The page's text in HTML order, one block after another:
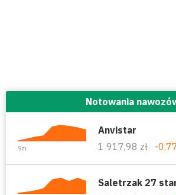
Notowania
9m
Anvistar
1 917,98 zł
-
Saletrzak 27